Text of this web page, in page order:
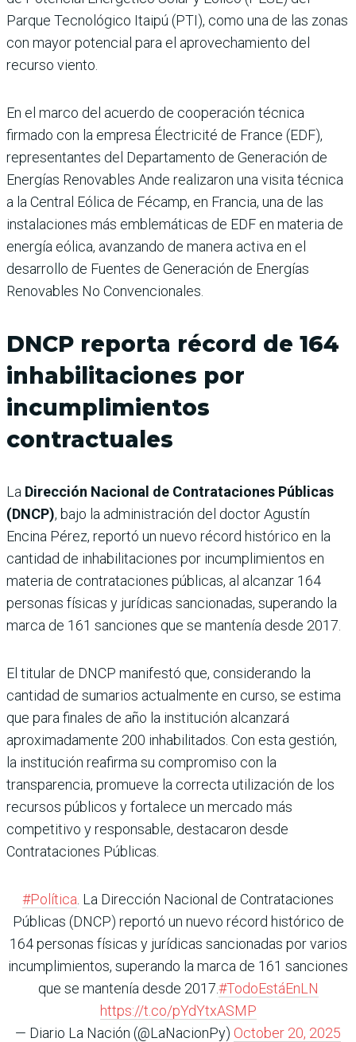
Parque Tecnológico Itaipú (PTI), como una de las zonas
con mayor potencial para el aprovechamiento del
recurso viento.
En el marco del acuerdo de cooperación técnica
firmado con la empresa Électricité de France (EDF),
representantes del Departamento de Generación de
Energías Renovables Ande realizaron una visita técnica
a la Central Eólica de Fécamp, en Francia, una de las
instalaciones más emblemáticas de EDF en materia de
energía eólica, avanzando de manera activa en el
desarrollo de Fuentes de Generación de Energías
Renovables No Convencionales.
DNCP reporta récord de 164
inhabilitaciones por
incumplimientos
contractuales
La Dirección Nacional de Contrataciones Públicas
(DNCP), bajo la administración del doctor Agustín
Encina Pérez, reportó un nuevo récord histórico en la
cantidad de inhabilitaciones por incumplimientos en
materia de contrataciones públicas, al alcanzar 164
personas físicas y jurídicas sancionadas, superando la
marca de 161 sanciones que se mantenía desde 2017.
El titular de DNCP manifestó que, considerando la
cantidad de sumarios actualmente en curso, se estima
que para finales de año la institución alcanzará
aproximadamente 200 inhabilitados. Con esta gestión,
la institución reafirma su compromiso con la
transparencia, promueve la correcta utilización de los
recursos públicos y fortalece un mercado más
competitivo y responsable, destacaron desde
Contrataciones Públicas.
#Política . La Dirección Nacional de Contrataciones
Públicas (DNCP) reportó un nuevo récord histórico de
164 personas físicas y jurídicas sancionadas por varios
incumplimientos, superando la marca de 161 sanciones
que se mantenía desde 2017.#TodoEstáEnLN
https://t.co/pYdYtxASMP
— Diario La Nación (@LaNacionPy) October 20, 2025